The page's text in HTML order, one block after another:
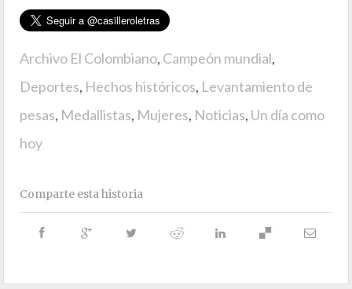
Archivo El Colombiano, Campeón mundial,
Deportes, Hechos históricos, Levantamiento de
pesas, Medallistas, Mujeres, Noticias, Un día como
hoy
Comparte esta historia